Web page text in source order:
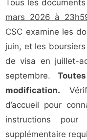
Tous les
mars 2026 à
CSC examine les
juin, et les
de visa en juillet-
septembre.
modification.
d’accueil pour
instructions
supplémentaire